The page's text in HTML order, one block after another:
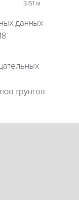
3.61 м
данных
грунтов